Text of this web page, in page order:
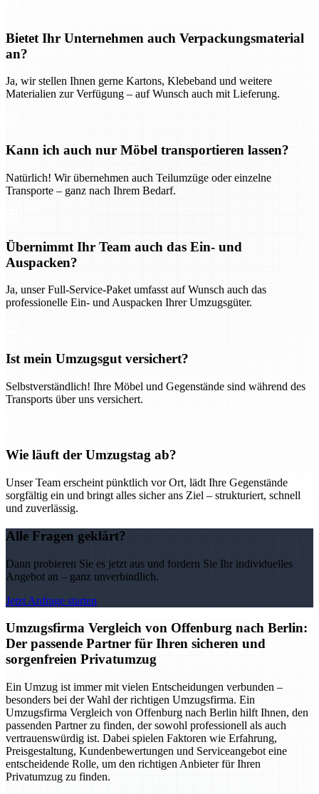
Bietet Ihr Unternehmen auch Verpackungsmaterial
an?
Ja, wir stellen Ihnen gerne Kartons, Klebeband und weitere
Materialien zur Verfügung – auf Wunsch auch mit Lieferung.
Kann ich auch nur Möbel transportieren lassen?
Natürlich! Wir übernehmen auch Teilumzüge oder einzelne
Transporte – ganz nach Ihrem Bedarf.
Übernimmt Ihr Team auch das Ein- und
Auspacken?
Ja, unser Full-Service-Paket umfasst auf Wunsch auch das
professionelle Ein- und Auspacken Ihrer Umzugsgüter.
Ist mein Umzugsgut versichert?
Selbstverständlich! Ihre Möbel und Gegenstände sind während des
Transports über uns versichert.
Wie läuft der Umzugstag ab?
Unser Team erscheint pünktlich vor Ort, lädt Ihre Gegenstände
sorgfältig ein und bringt alles sicher ans Ziel – strukturiert, schnell
und zuverlässig.
Alle Fragen geklärt?
Dann probieren Sie es jetzt aus und fordern Sie Ihr individuelles
Angebot an – ganz unverbindlich.
Jetzt Anfrage starten
Umzugsfirma Vergleich von Offenburg nach Berlin:
Der passende Partner für Ihren sicheren und
sorgenfreien Privatumzug
Ein Umzug ist immer mit vielen Entscheidungen verbunden –
besonders bei der Wahl der richtigen Umzugsfirma. Ein
Umzugsfirma Vergleich von Offenburg nach Berlin hilft Ihnen, den
passenden Partner zu finden, der sowohl professionell als auch
vertrauenswürdig ist. Dabei spielen Faktoren wie Erfahrung,
Preisgestaltung, Kundenbewertungen und Serviceangebot eine
entscheidende Rolle, um den richtigen Anbieter für Ihren
Privatumzug zu finden.